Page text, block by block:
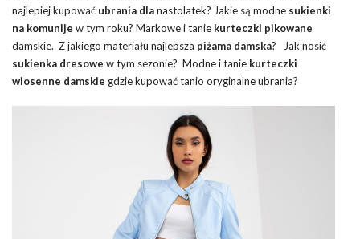
najlepiej kupować ubrania dlanastolatek? Jakie są modne sukienki
na komunije w tym roku? Markowe i tanie kurteczki pikowane
damskie. Z jakiego materiału najlepsza piżama damska? Jak nosić
sukienka dresowe w tym sezonie? Modne i tanie kurteczki
wiosenne damskie gdzie kupować tanio oryginalne ubrania?